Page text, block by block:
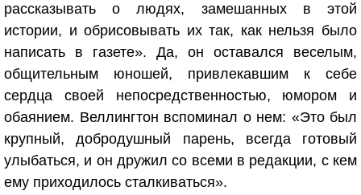
рассказывать о людях, замешанных в этой
истории, и обрисовывать их так, как нельзя было
написать в газете». Да, он оставался веселым,
общительным юношей, привлекавшим к себе
сердца своей непосредственностью, юмором и
обаянием. Веллингтон вспоминал о нем: «Это был
крупный, добродушный парень, всегда готовый
улыбаться, и он дружил со всеми в редакции, с кем
ему приходилось сталкиваться».